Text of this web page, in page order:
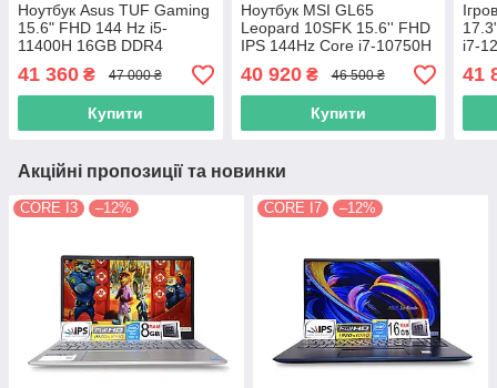
Ноутбук Asus TUF Gaming
15.6" FHD 144 Hz i5-
11400H 16GB DDR4
SSD512GB Nvidia
RTX3060 6Gb
41 360 ₴ 47 000 ₴
Купити
Ноутбук MSI GL65
Leopard 10SFK 15.6'' FHD
IPS 144Hz Core i7-10750H
16GB SSD 512GB Nvidia
GeForce RTX 2070 8GB
40 920₴ 46 500 ₴
Купити
i7-
41
Акційні пропозиції та новинки
CORE I3 –12% CORE I7 –12%